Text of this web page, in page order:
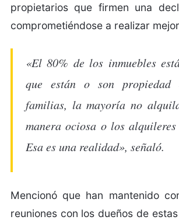
propietarios que firmen una
comprometiéndose a realizar
«El 80% de los inmuebles
que están o son propiedad
familias, la mayoría no
manera ociosa o los
Esa es una realidad», señaló.
Mencionó que han mantenido
reuniones con los dueños de